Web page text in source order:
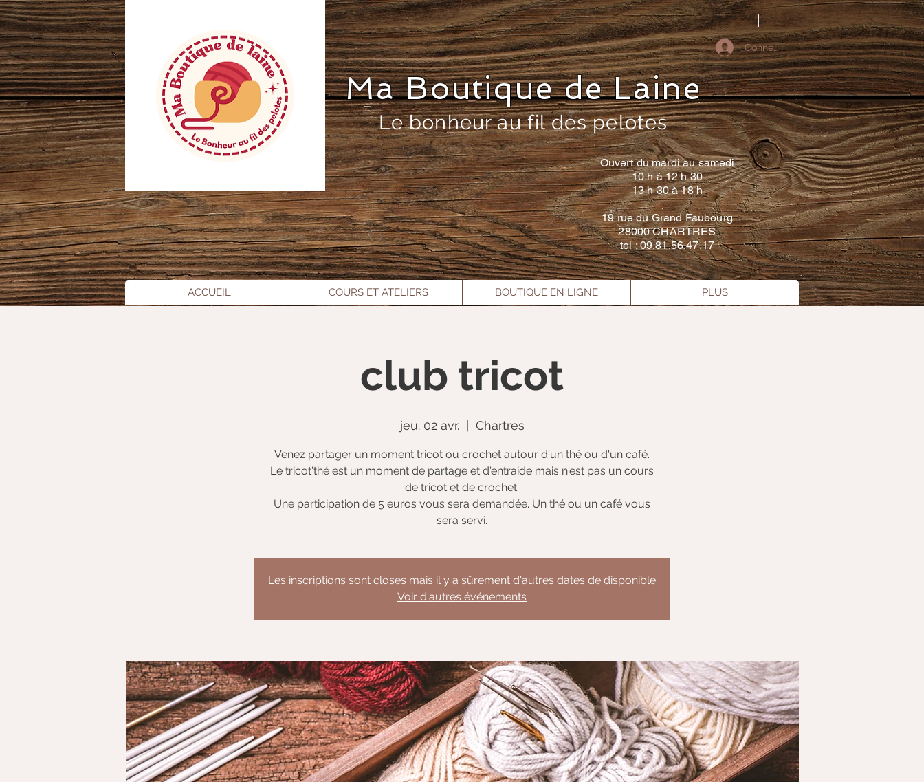
Connectez-vous
Ma Boutique de Laine
Le bonheur au fil des pelotes
Ouvert du mardi au samedi
10 h à 12 h 30
13 h 30 à 18 h
19 rue du Grand Faubourg
28000 CHARTRES
tel : 09.81.56.47.17
ACCUEIL COURS ET ATELIERS BOUTIQUE EN LIGNE PLUS
club tricot
jeu. 02 avr.
  |
Chartres
Venez partager un moment tricot ou crochet autour d'un thé ou d'un café.
Le tricot'thé est un moment de partage et d'entraide mais n'est pas un cours
de tricot et de crochet.
Une participation de 5 euros vous sera demandée. Un thé ou un café vous
sera servi.
Les inscriptions sont closes mais il y a sûrement d'autres dates de disponible
Voir d'autres événements